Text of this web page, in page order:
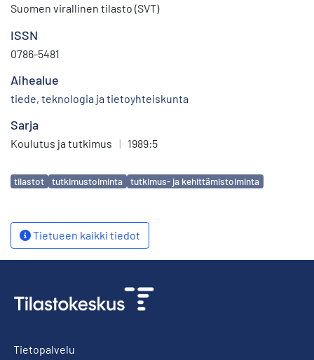
Suomen virallinen tilasto (SVT)
ISSN
0786-5481
Aihealue
tiede, teknologia ja tietoyhteiskunta
Sarja
Koulutus ja tutkimus | 1989:5
Avainsanat
tilastot tutkimustoiminta tutkimus- ja kehittämistoiminta
Tietueen kaikki tiedot
Tietopalvelu